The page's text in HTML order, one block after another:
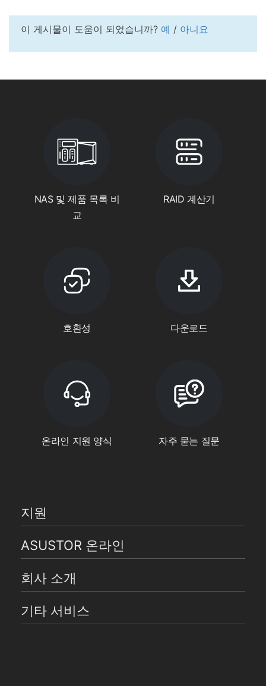
이 게시물이 도움이 되었습니까? 예 / 아니요
NAS 및 제품 목록 비
교
RAID 계산기
호환성 다운로드
온라인 지원 양식 자주 묻는 질문
지원
ASUSTOR 온라인
회사 소개
기타 서비스